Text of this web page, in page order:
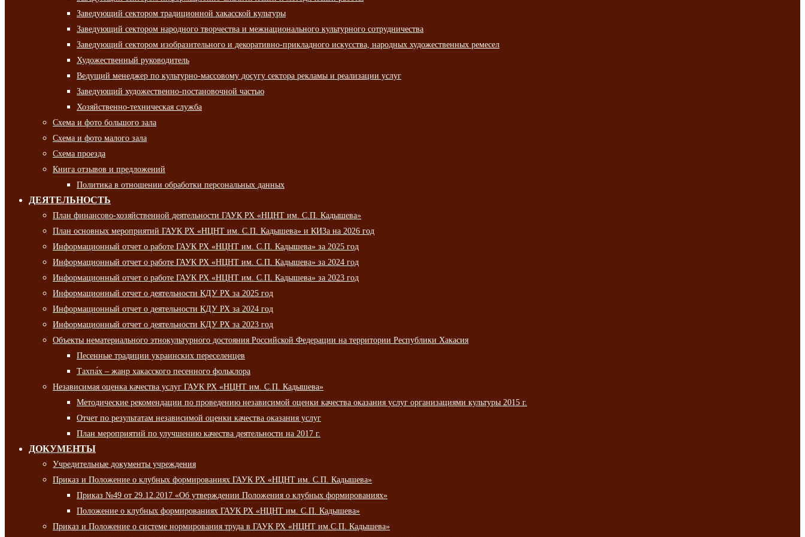
Заведующий сектором традиционной хакасской культуры
Заведующий сектором народного творчества и межнационального культурного сотрудничества
Заведующий сектором изобразительного и декоративно-прикладного искусства, народных художественных ремесел
Художественный руководитель
Ведущий менеджер по культурно-массовому досугу сектора рекламы и реализации услуг
Заведующий художественно-постановочной частью
Хозяйственно-техническая служба
Схема и фото большого зала
Схема и фото малого зала
Схема проезда
Книга отзывов и предложений
Политика в отношении обработки персональных данных
ДЕЯТЕЛЬНОСТЬ
План финансово-хозяйственной деятельности ГАУК РХ «НЦНТ им. С.П. Кадышева»
План основных мероприятий ГАУК РХ «НЦНТ им. С.П. Кадышева» и КИЗа на 2026 год
Информационный отчет о работе ГАУК РХ «НЦНТ им. С.П. Кадышева» за 2025 год
Информационный отчет о работе ГАУК РХ «НЦНТ им. С.П. Кадышева» за 2024 год
Информационный отчет о работе ГАУК РХ «НЦНТ им. С.П. Кадышева» за 2023 год
Информационный отчет о деятельности КДУ РХ за 2025 год
Информационный отчет о деятельности КДУ РХ за 2024 год
Информационный отчет о деятельности КДУ РХ за 2023 год
Объекты нематериального этнокультурного достояния Российской Федерации на территории Республики Хакасия
Песенные традиции украинских переселенцев
Тахпа́х – жанр хакасского песенного фольклора
Независимая оценка качества услуг ГАУК РХ «НЦНТ им. С.П. Кадышева»
Методические рекомендации по проведению независимой оценки качества оказания услуг организациями культуры 2015 г.
Отчет по результатам независимой оценки качества оказания услуг
План мероприятий по улучшению качества деятельности на 2017 г.
ДОКУМЕНТЫ
Учредительные документы учреждения
Приказ и Положение о клубных формированиях ГАУК РХ «НЦНТ им. С.П. Кадышева»
Приказ №49 от 29.12.2017 «Об утверждении Положения о клубных формированиях»
Положение о клубных формированиях ГАУК РХ «НЦНТ им. С.П. Кадышева»
Приказ и Положение о системе нормирования труда в ГАУК РХ «НЦНТ им.С.П. Кадышева»